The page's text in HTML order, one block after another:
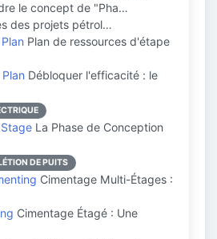
le concept de "Pha…
des projets pétrol…
Plan de ressources d'étape
Débloquer l'efficacité : le
La Phase de Conception
DE PUITS
Cimentage Multi-Étages :
Cimentage Étagé : Une